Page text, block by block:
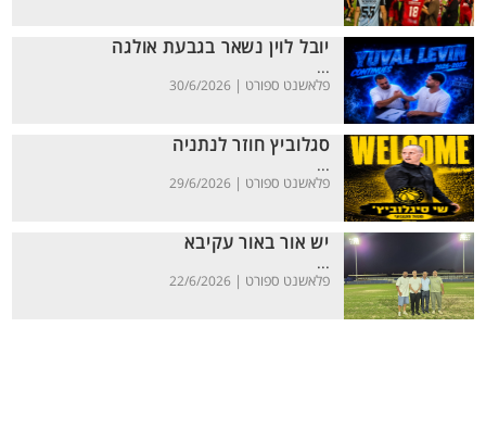
יובל לוין נשאר בגבעת אולגה
...
פלאשנט ספורט | 30/6/2026
סגלוביץ חוזר לנתניה
...
פלאשנט ספורט | 29/6/2026
יש אור באור עקיבא
...
פלאשנט ספורט | 22/6/2026